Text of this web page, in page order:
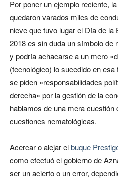
Por poner un ejemplo reciente, la
quedaron varados miles de
nieve que tuvo lugar el Día de
2018 es sin duda un símbolo de
y podría achacarse a un mero
(tecnológico) lo sucedido en
se piden «responsabilidades
derecha» por la gestión de la
hablamos de una mera
cuestiones nematológicas.
Acercar o alejar elbuque
como efectuó el gobierno de
ser un acierto o un error,